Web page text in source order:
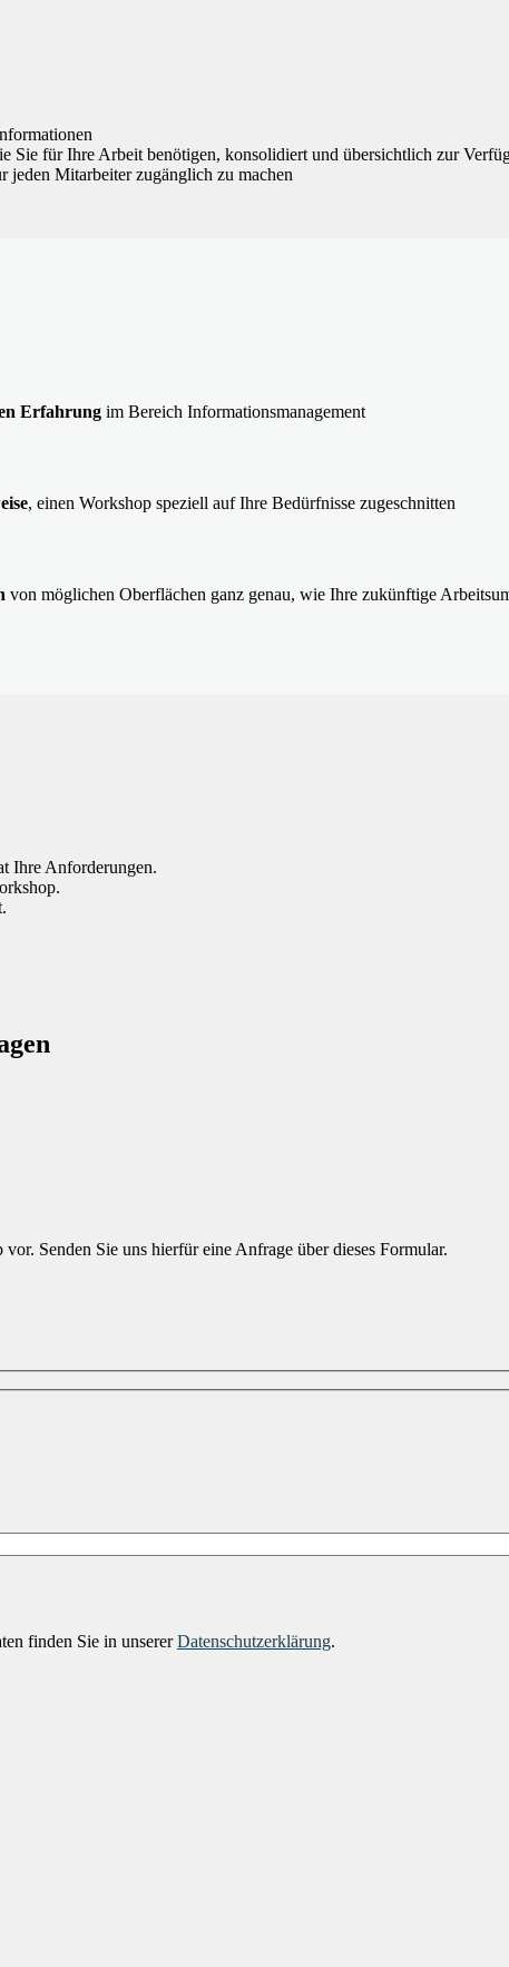
Sie für Ihre Arbeit benötigen, konsolidiert und übersichtlich zur
jeden Mitarbeiter zugänglich zu machen
Erfahrung im Bereich Informationsmanagement
, einen Workshop speziell auf Ihre Bedürfnisse zugeschnitten
von möglichen Oberflächen ganz genau, wie Ihre zukünftige
Ihre Anforderungen.
Senden Sie uns hierfür eine Anfrage über dieses Formular.
finden Sie in unsererDatenschutzerklärung.